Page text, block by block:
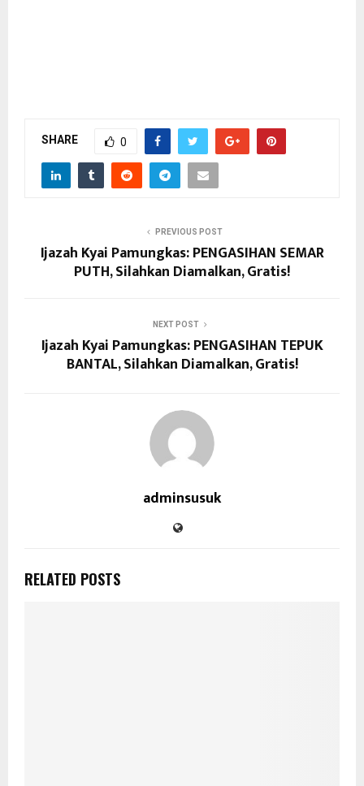
SHARE 0
PREVIOUS POST
Ijazah Kyai Pamungkas: PENGASIHAN SEMAR
PUTH, Silahkan Diamalkan, Gratis!
NEXT POST
Ijazah Kyai Pamungkas: PENGASIHAN TEPUK
BANTAL, Silahkan Diamalkan, Gratis!
adminsusuk
RELATED POSTS